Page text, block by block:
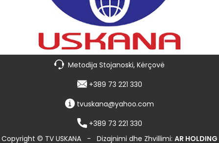
Metodija Stojanoski, Kërçovë
+389 73 221 330
tvuskana@yahoo.com
+389 73 221 330
Copyright © TV USKANA - Dizajnimi dhe Zhvillimi: AR HOLDING